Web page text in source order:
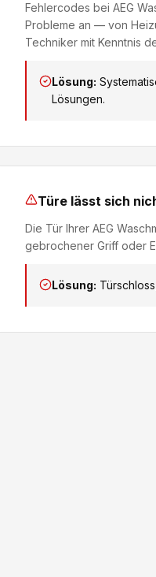
Fehlercodes bei AEG
Probleme an — von
Techniker mit Kenntnis
Lösung:
Lösungen.
Türe lässt sich
Die Tür Ihrer AEG
gebrochener Griff oder
Lösung: